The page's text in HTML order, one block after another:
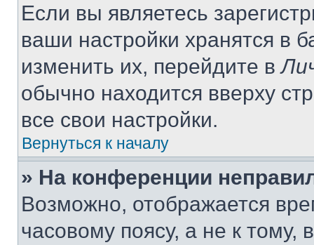
Если вы являетесь
ваши настройки хранятся в
изменить их, перейдите в
обычно находится вверху
все свои настройки.
Вернуться к началу
» На конференции
Возможно, отображается
часовому поясу, а не к тому,